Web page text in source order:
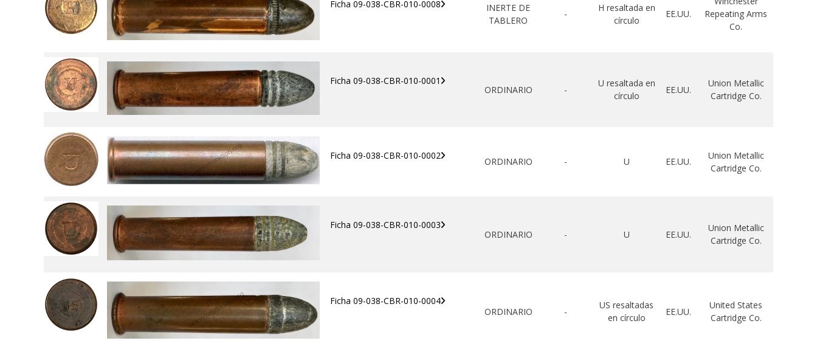
Ficha 09-038-CBR-010-0008
INERTE DE
TABLERO
-
H resaltada en
círculo
EE.UU.
Repeating Arms
Co.
Ficha 09-038-CBR-010-0001
ORDINARIO -
U resaltada en
círculo
EE.UU.
Union Metallic
Cartridge Co.
Ficha 09-038-CBR-010-0002
ORDINARIO - U EE.UU.
Union Metallic
Cartridge Co.
Ficha 09-038-CBR-010-0003
ORDINARIO
- U EE.UU.
Union Metallic
Cartridge Co.
Ficha 09-038-CBR-010-0004
ORDINARIO
-
US resaltadas
en círculo
EE.UU.
United States
Cartridge Co.